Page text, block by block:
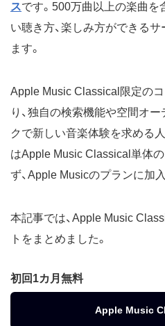
スです。500万曲以上の楽曲を
い聴き方、楽しみ方ができる
ます。
Apple Music Classical限定の
り、独自の検索機能や空間オ
クで新しい音楽体験を求める
はApple Music Classical単体
ず、Apple Musicのプランに加
本記事では、Apple Music
トをまとめました。
初回1カ月無料
Apple Music